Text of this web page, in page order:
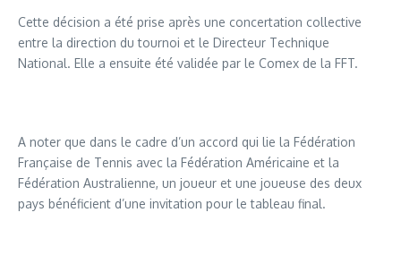
Cette décision a été prise après une concertation collective
entre la direction du tournoi et le Directeur Technique
National. Elle a ensuite été validée par le Comex de la FFT.
A noter que dans le cadre d’un accord qui lie la Fédération
Française de Tennis avec la Fédération Américaine et la
Fédération Australienne, un joueur et une joueuse des deux
pays bénéficient d’une invitation pour le tableau final.